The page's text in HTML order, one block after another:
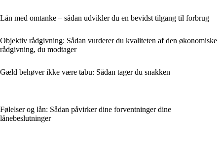
Lån med omtanke – sådan udvikler du en bevidst tilgang til forbrug
Objektiv rådgivning: Sådan vurderer du kvaliteten af den økonomiske
rådgivning, du modtager
Gæld behøver ikke være tabu: Sådan tager du snakken
Følelser og lån: Sådan påvirker dine forventninger dine
lånebeslutninger